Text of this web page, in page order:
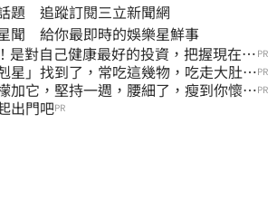
題 追蹤訂閱三立新聞網
聞 給你最即時的娛樂星鮮事
是對自己健康最好的投資，把握現在不 PR
星」找到了，常吃這幾物，吃走大肚
PR
加它，堅持一週，腰細了，瘦到你懷疑PR
出門吧PR